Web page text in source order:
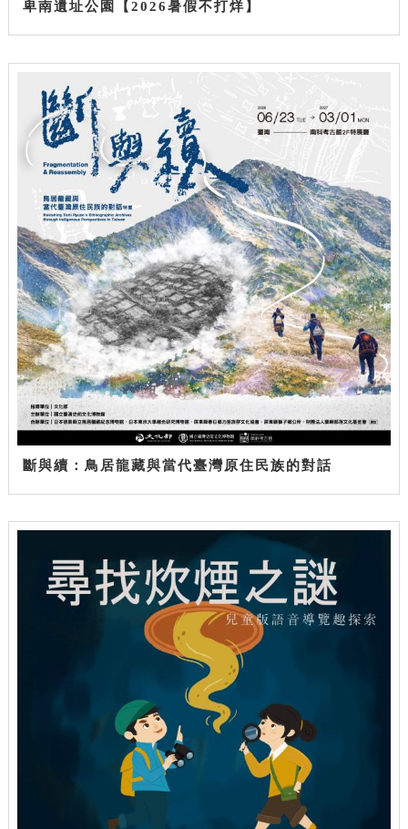
卑南遺址公園【2026暑假不打烊】
斷與續：鳥居龍藏與當代臺灣原住民族的對話